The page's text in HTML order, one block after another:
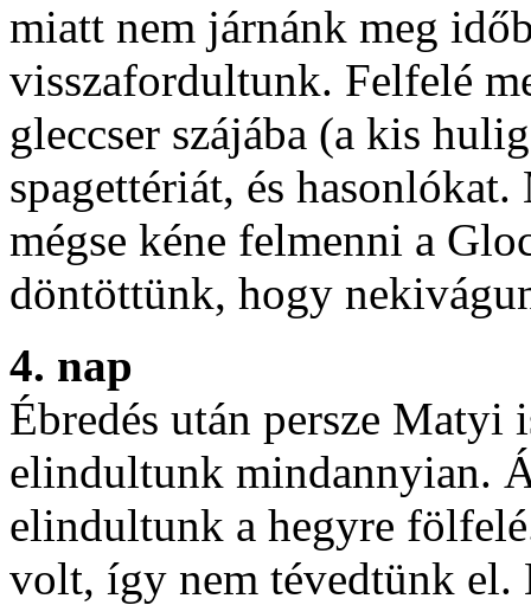
miatt nem járnánk meg
visszafordultunk. Felfelé
gleccser szájába (a kis
spagettériát, és
mégse kéne felmenni a
döntöttünk, hogy
4. nap
Ébredés után persze
elindultunk mindannyian.
elindultunk a hegyre
volt, így nem tévedtünk el.